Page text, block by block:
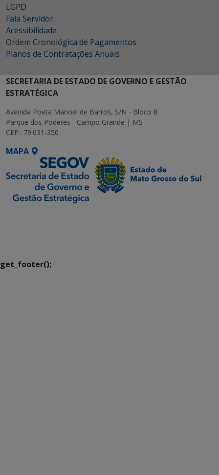
LGPD
Fala Servidor
Acessibilidade
Ordem Cronológica de Pagamentos
Planos de Contratações Anuais
SECRETARIA DE ESTADO DE GOVERNO E GESTÃO
ESTRATÉGICA
Avenida Poeta Manoel de Barros, S/N - Bloco 8
Parque dos Poderes - Campo Grande | MS
CEP.: 79.031-350
MAPA
get_footer();